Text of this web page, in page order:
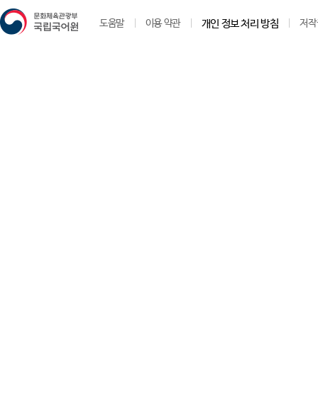
도움말 이용 약관 개인 정보 처리 방침 저